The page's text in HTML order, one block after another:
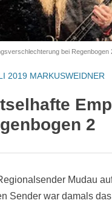
bei Regenbogen
2019 MARKUSWEIDNER
2
Mudau
Sender war damals